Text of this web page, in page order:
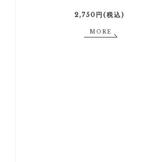
2,750円(税込)
MORE